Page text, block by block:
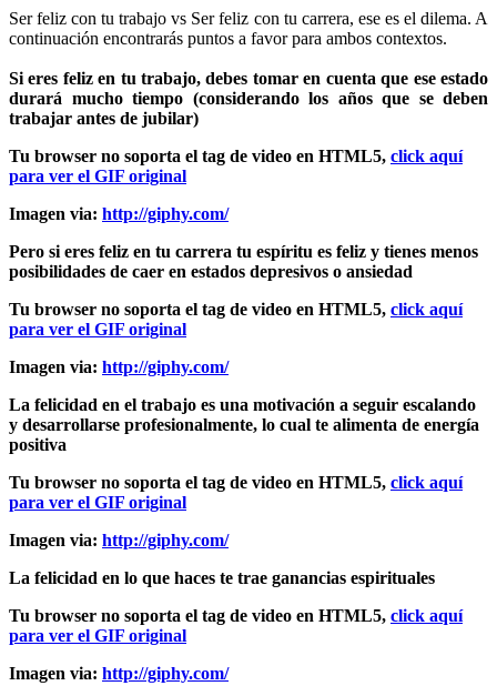
Ser feliz con tu trabajo vs Ser feliz con tu carrera, ese es el dilema. A
continuación encontrarás puntos a favor para ambos contextos.
Si eres feliz en tu trabajo, debes tomar en cuenta que ese estado
durará mucho tiempo (considerando los años que se deben
trabajar antes de jubilar)
Tu browser no soporta el tag de video en HTML5, click aquí
para ver el GIF original
Imagen via: http://giphy.com/
Pero si eres feliz en tu carrera tu espíritu es feliz y tienes menos
posibilidades de caer en estados depresivos o ansiedad
Tu browser no soporta el tag de video en HTML5, click aquí
para ver el GIF original
Imagen via: http://giphy.com/
La felicidad en el trabajo es una motivación a seguir escalando
y desarrollarse profesionalmente, lo cual te alimenta de energía
positiva
Tu browser no soporta el tag de video en HTML5, click aquí
para ver el GIF original
Imagen via: http://giphy.com/
La felicidad en lo que haces te trae ganancias espirituales
Tu browser no soporta el tag de video en HTML5, click aquí
para ver el GIF original
Imagen via: http://giphy.com/